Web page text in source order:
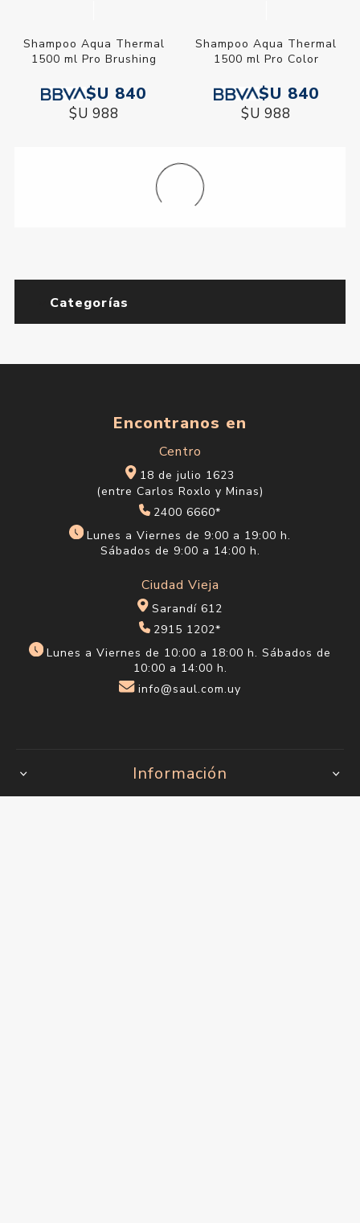
Shampoo Aqua Thermal
1500 ml Pro Brushing
$U 840
$U 988
Shampoo Aqua Thermal
1500 ml Pro Color
$U 840
$U 988
Categorías
Encontranos en
Centro
18 de julio 1623
(entre Carlos Roxlo y Minas)
2400 6660*
Lunes a Viernes de 9:00 a 19:00 h.
Sábados de 9:00 a 14:00 h.
Ciudad Vieja
Sarandí 612
2915 1202*
Lunes a Viernes de 10:00 a 18:00 h. Sábados de
10:00 a 14:00 h.
info@saul.com.uy
Información